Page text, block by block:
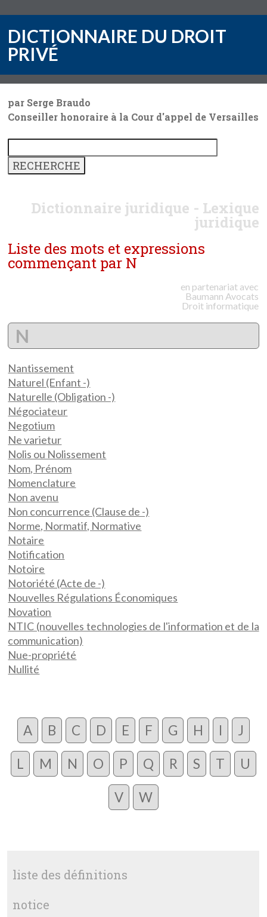
DICTIONNAIRE DU DROIT
PRIVÉ
par Serge Braudo
Conseiller honoraire à la Cour d'appel de Versailles
Dictionnaire juridique - Lexique
juridique
Liste des mots et expressions
commençant par N
en partenariat avec
Baumann Avocats
Droit informatique
N
Nantissement
Naturel (Enfant -)
Naturelle (Obligation -)
Négociateur
Negotium
Ne varietur
Nolis ou Nolissement
Nom, Prénom
Nomenclature
Non avenu
Non concurrence (Clause de -)
Norme, Normatif, Normative
Notaire
Notification
Notoire
Notoriété (Acte de -)
Nouvelles Régulations Économiques
Novation
NTIC (nouvelles technologies de l'information et de la
communication)
Nue-propriété
Nullité
A B C D E F G H I J
L M N O P Q R S T U
V W
liste des définitions
notice